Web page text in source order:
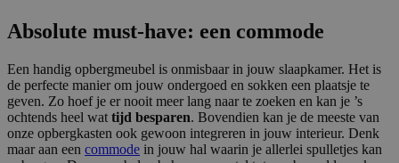
Absolute must-have: een commode
Een handig opbergmeubel is onmisbaar in jouw slaapkamer. Het is
de perfecte manier om jouw ondergoed en sokken een plaatsje te
geven. Zo hoef je er nooit meer lang naar te zoeken en kan je ’s
ochtends heel wat tijd besparen. Bovendien kan je de meeste van
onze opbergkasten ook gewoon integreren in jouw interieur. Denk
maar aan een commode in jouw hal waarin je allerlei spulletjes kan